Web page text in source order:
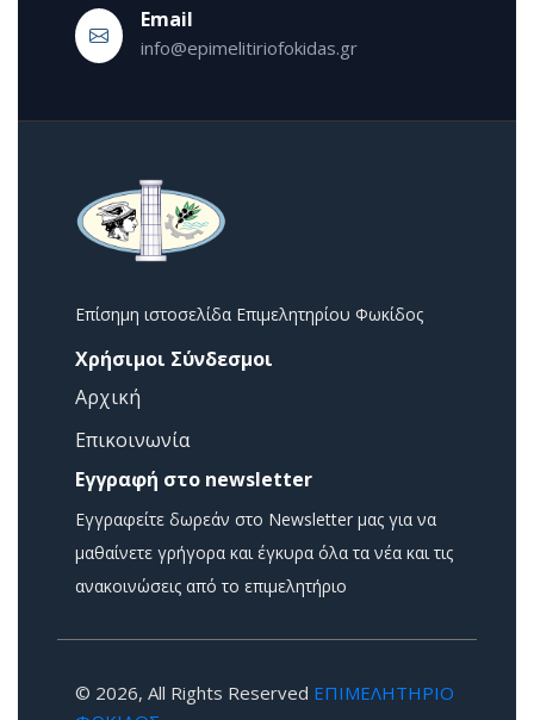
Εmail
info@epimelitiriofokidas.gr
Επίσημη ιστοσελίδα Επιμελητηρίου Φωκίδος
Χρήσιμοι Σύνδεσμοι
Αρχική
Επικοινωνία
Εγγραφή στο newsletter
Εγγραφείτε δωρεάν στο Newsletter μας για να
μαθαίνετε γρήγορα και έγκυρα όλα τα νέα και τις
ανακοινώσεις από το επιμελητήριο
© 2026, All Rights Reserved ΕΠΙΜΕΛΗΤΗΡΙΟ